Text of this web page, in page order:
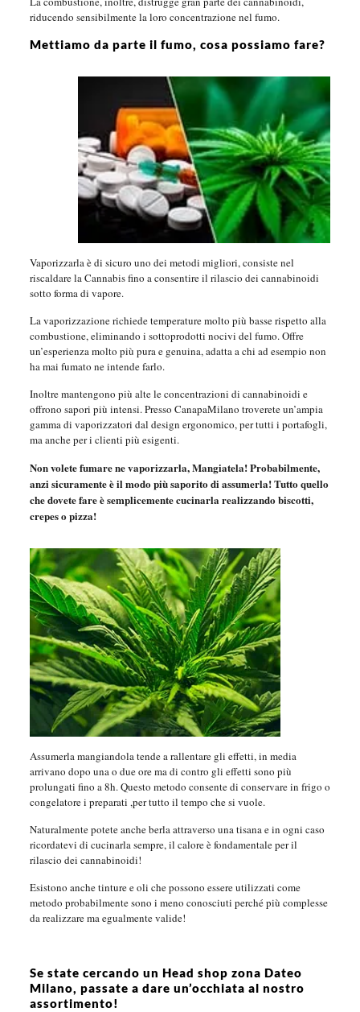
riducendo sensibilmente la loro concentrazione nel fumo.
Mettiamo da parte il fumo, cosa possiamo fare?
Vaporizzarla è di sicuro uno dei metodi migliori, consiste nel
riscaldare la Cannabis fino a consentire il rilascio dei cannabinoidi
sotto forma di vapore.
La vaporizzazione richiede temperature molto più basse rispetto alla
combustione, eliminando i sottoprodotti nocivi del fumo. Offre
un’esperienza molto più pura e genuina, adatta a chi ad esempio non
ha mai fumato ne intende farlo.
Inoltre mantengono più alte le concentrazioni di cannabinoidi e
offrono sapori più intensi. Presso CanapaMilano troverete un’ampia
gamma di vaporizzatori dal design ergonomico, per tutti i portafogli,
ma anche per i clienti più esigenti.
Non volete fumare ne vaporizzarla, Mangiatela! Probabilmente,
anzi sicuramente è il modo più saporito di assumerla! Tutto quello
che dovete fare è semplicemente cucinarla realizzando biscotti,
crepes o pizza!
Assumerla mangiandola tende a rallentare gli effetti, in media
arrivano dopo una o due ore ma di contro gli effetti sono più
prolungati fino a 8h. Questo metodo consente di conservare in frigo o
congelatore i preparati ,per tutto il tempo che si vuole.
Naturalmente potete anche berla attraverso una tisana e in ogni caso
ricordatevi di cucinarla sempre, il calore è fondamentale per il
rilascio dei cannabinoidi!
Esistono anche tinture e oli che possono essere utilizzati come
metodo probabilmente sono i meno conosciuti perché più complesse
da realizzare ma egualmente valide!
Se state cercando un Head shop zona Dateo
Milano, passate a dare un’occhiata al nostro
assortimento!